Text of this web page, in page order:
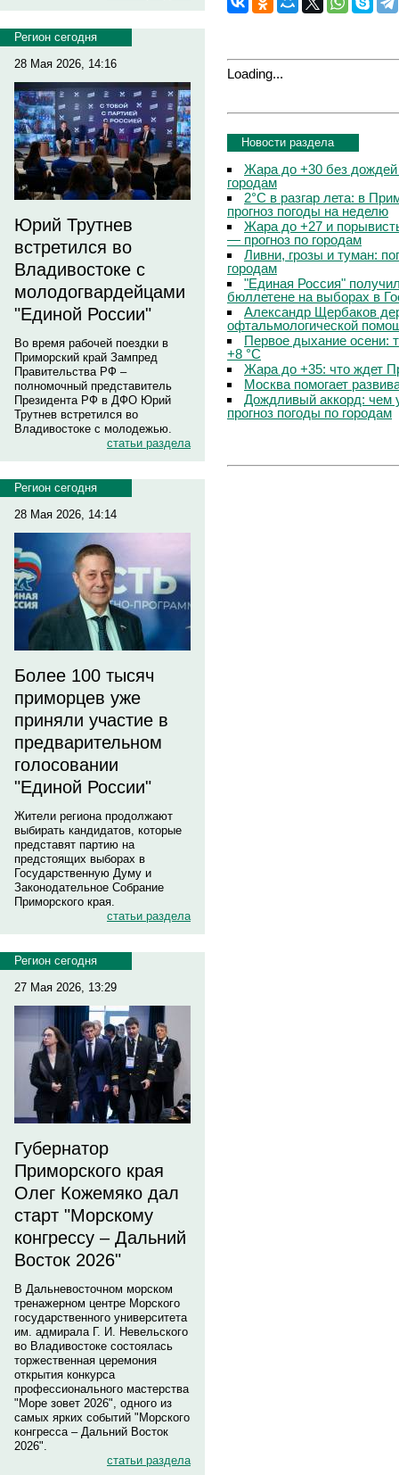
Регион сегодня
28 Мая 2026, 14:16
Юрий Трутнев
встретился во
Владивостоке с
молодогвардейцами
"Единой России"
Во время рабочей поездки в
Приморский край Зампред
Правительства РФ –
полномочный представитель
Президента РФ в ДФО Юрий
Трутнев встретился во
Владивостоке с молодежью.
статьи раздела
Регион сегодня
28 Мая 2026, 14:14
Более 100 тысяч
приморцев уже
приняли участие в
предварительном
голосовании
"Единой России"
Жители региона продолжают
выбирать кандидатов, которые
представят партию на
предстоящих выборах в
Государственную Думу и
Законодательное Собрание
Приморского края.
статьи раздела
Регион сегодня
27 Мая 2026, 13:29
Губернатор
Приморского края
Олег Кожемяко дал
старт "Морскому
конгрессу – Дальний
Восток 2026"
В Дальневосточном морском
тренажерном центре Морского
государственного университета
им. адмирала Г. И. Невельского
во Владивостоке состоялась
торжественная церемония
открытия конкурса
профессионального мастерства
"Море зовет 2026", одного из
самых ярких событий "Морского
конгресса – Дальний Восток
2026".
статьи раздела
Loading...
Новости раздела
Жара до +30 без
городам
2°C в разгар лета: в
прогноз погоды на неделю
Жара до +27 и
— прогноз по городам
Ливни, грозы и туман:
городам
"Единая Россия"
бюллетене на выборах в
Александр Щербаков
офтальмологической
Первое дыхание осени:
+8 °C
Жара до +35: что ждет
Москва помогает
Дождливый аккорд: чем
прогноз погоды по городам